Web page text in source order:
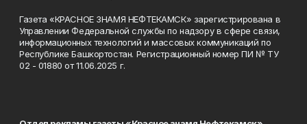
Газета «КРАСНОЕ ЗНАМЯ НЕФТЕКАМСК» зарегистрирована в
Управлении Федеральной службы по надзору в сфере связи,
информационных технологий и массовых коммуникаций по
Республике Башкортостан. Регистрационный номер ПИ № ТУ
02 - 01880 от 11.06.2025 г.